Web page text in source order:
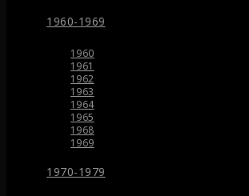
1960-1969
1960
1961
1962
1963
1964
1965
1968
1969
1970-1979